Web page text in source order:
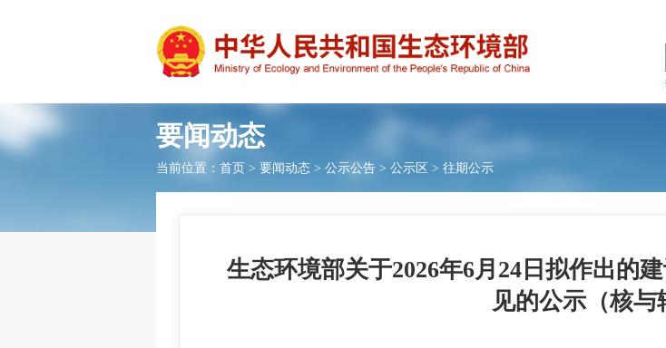
要闻动态
当前位置： 首页 > 要闻动态 > 公示公告 > 公示区 > 往期公示
生态环境部关于2026年6月24日拟作出的
见的公示（核与